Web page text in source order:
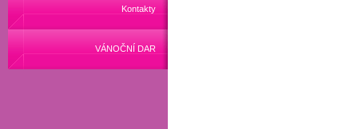
Kontakty
VÁNOČNÍ DAR